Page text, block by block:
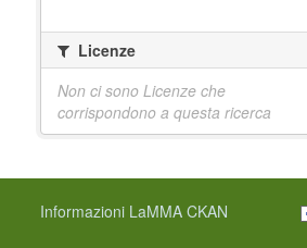
Licenze
Non ci sono Licenze che
corrispondono a questa ricerca
Informazioni LaMMA CKAN